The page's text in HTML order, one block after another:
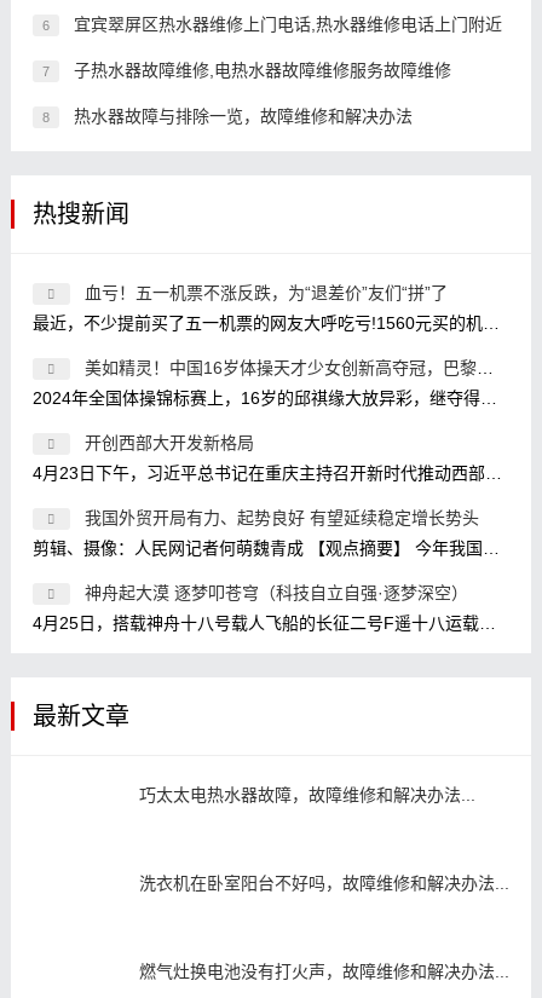
6 宜宾翠屏区热水器维修上门电话,热水器维修电话上门附近
7 子热水器故障维修,电热水器故障维修服务故障维修
8 热水器故障与排除一览，故障维修和解决办法
热搜新闻
血亏！五一机票不涨反跌，为“退差价”友们“拼”了
最近，不少提前买了五一机票的网友大呼吃亏!1560元买的机票现在卖580元，关键是我3个人，意味着白送了3K;买的时候1800元，现在800元?我还两
美如精灵！中国16岁体操天才少女创新高夺冠，巴黎奥运冲金有
2024年全国体操锦标赛上，16岁的邱祺缘大放异彩，继夺得全能金牌之后，又在高低杠比赛中放大招，使用了目前高低杠比赛的最高难度7.2，
开创西部大开发新格局
4月23日下午，习近平总书记在重庆主持召开新时代推动西部大开发座谈会，强调进一步形成大保护、大开放、高质量发展新格局，提升区域
我国外贸开局有力、起势良好 有望延续稳定增长势头
神舟起大漠 逐梦叩苍穹（科技自立自强·逐梦深空）
4月25日，搭载神舟十八号载人飞船的长征二号F遥十八运载火箭点火发射。 新华社记者 连 振摄 1月29日，神舟十八号航天员乘组在核心舱模拟
最新文章
巧太太电热水器故障，故障维修和解决办法...
洗衣机在卧室阳台不好吗，故障维修和解决办法...
燃气灶换电池没有打火声，故障维修和解决办法...